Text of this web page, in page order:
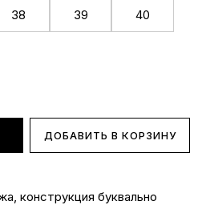
38 39 40
ДОБАВИТЬ В КОРЗИНУ
конструкция буквально